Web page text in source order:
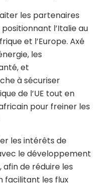
les partenaires
l’Italie au
et l’Europe. Axé
les
et
à sécuriser
de l’UE tout en
pour freiner les
les intérêts de
le développement
afin de réduire les
facilitant les flux